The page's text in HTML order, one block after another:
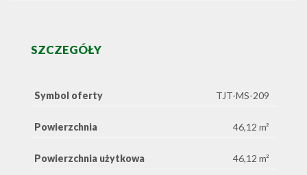
SZCZEGÓŁY
Symbol oferty TJT-MS-209
Powierzchnia 46,12 m²
Powierzchnia użytkowa 46,12 m²